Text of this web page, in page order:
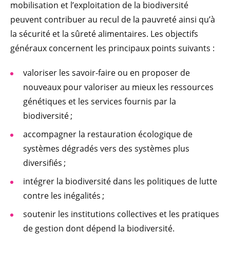
mobilisation et l’exploitation de la biodiversité
peuvent contribuer au recul de la pauvreté ainsi qu’à
la sécurité et la sûreté alimentaires. Les objectifs
généraux concernent les principaux points suivants :
valoriser les savoir-faire ou en proposer de
nouveaux pour valoriser au mieux les ressources
génétiques et les services fournis par la
biodiversité ;
accompagner la restauration écologique de
systèmes dégradés vers des systèmes plus
diversifiés ;
intégrer la biodiversité dans les politiques de lutte
contre les inégalités ;
soutenir les institutions collectives et les pratiques
de gestion dont dépend la biodiversité.